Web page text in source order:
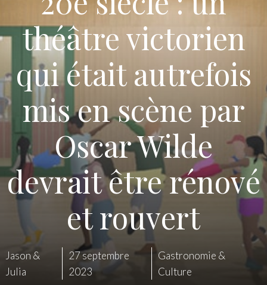
théâtre victorien
qui était autrefois
mis en scène par
Oscar Wilde
devrait être rénové
et rouvert
Jason &
Julia
27 septembre
2023
Gastronomie &
Culture